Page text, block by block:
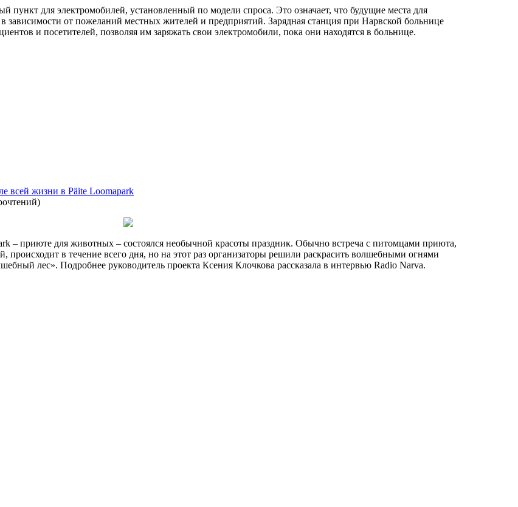
для электромобилей, установленный по модели спроса. Это означает, что будущие места для
в зависимости от пожеланий местных жителей и предприятий. Зарядная станция при Нарвской больнице
и посетителей, позволяя им заряжать свои электромобили, пока они находятся в больнице.
всей жизни в Päite Loomapark
)
– приюте для животных – состоялся необычной красоты праздник. Обычно встреча с питомцами приюта,
происходит в течение всего дня, но на этот раз организаторы решили раскрасить волшебными огнями
лес». Подробнее руководитель проекта Ксения Клочкова рассказала в интервью Radio Narva.